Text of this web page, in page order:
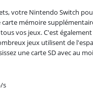
votre Nintendo Switch
mémoire
vos jeux. C'est
jeux utilisent de
une carte SD avec au
s